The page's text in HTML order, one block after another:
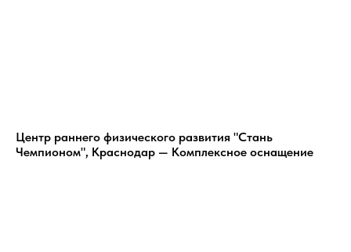
Центр раннего физического развития "Стань
Чемпионом", Краснодар — Комплексное оснащение